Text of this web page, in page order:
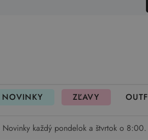
NOVINKY ZĽAVY
Novinky každý pondelok a štvrtok o 8:00.